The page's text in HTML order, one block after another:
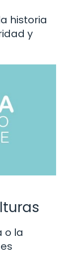
historia
y
o la